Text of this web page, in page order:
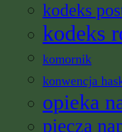
kodeks
kodeks
komornik
konwencja
opieka
piecza